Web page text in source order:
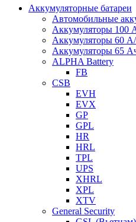
Аккумуляторные батареи
Автомобильные
Аккумуляторы 100
Аккумуляторы 60
Аккумуляторы 65
ALPHA Battery
FB
CSB
EVH
EVX
GP
GPL
HR
HRL
TPL
UPS
XHRL
XPL
XTV
General Security